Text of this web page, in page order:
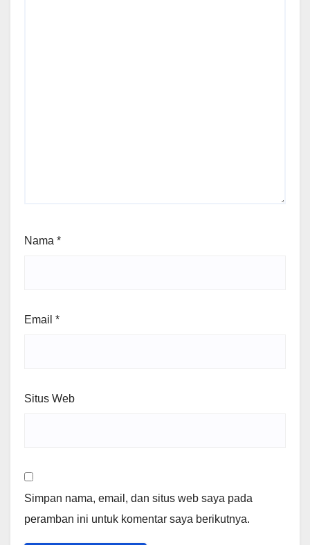
Nama *
Email *
Situs Web
Simpan nama, email, dan situs web saya pada
peramban ini untuk komentar saya berikutnya.